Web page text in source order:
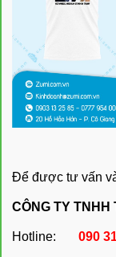
Để được tư vấn
CÔNG TY TNHH
Hotline: 090